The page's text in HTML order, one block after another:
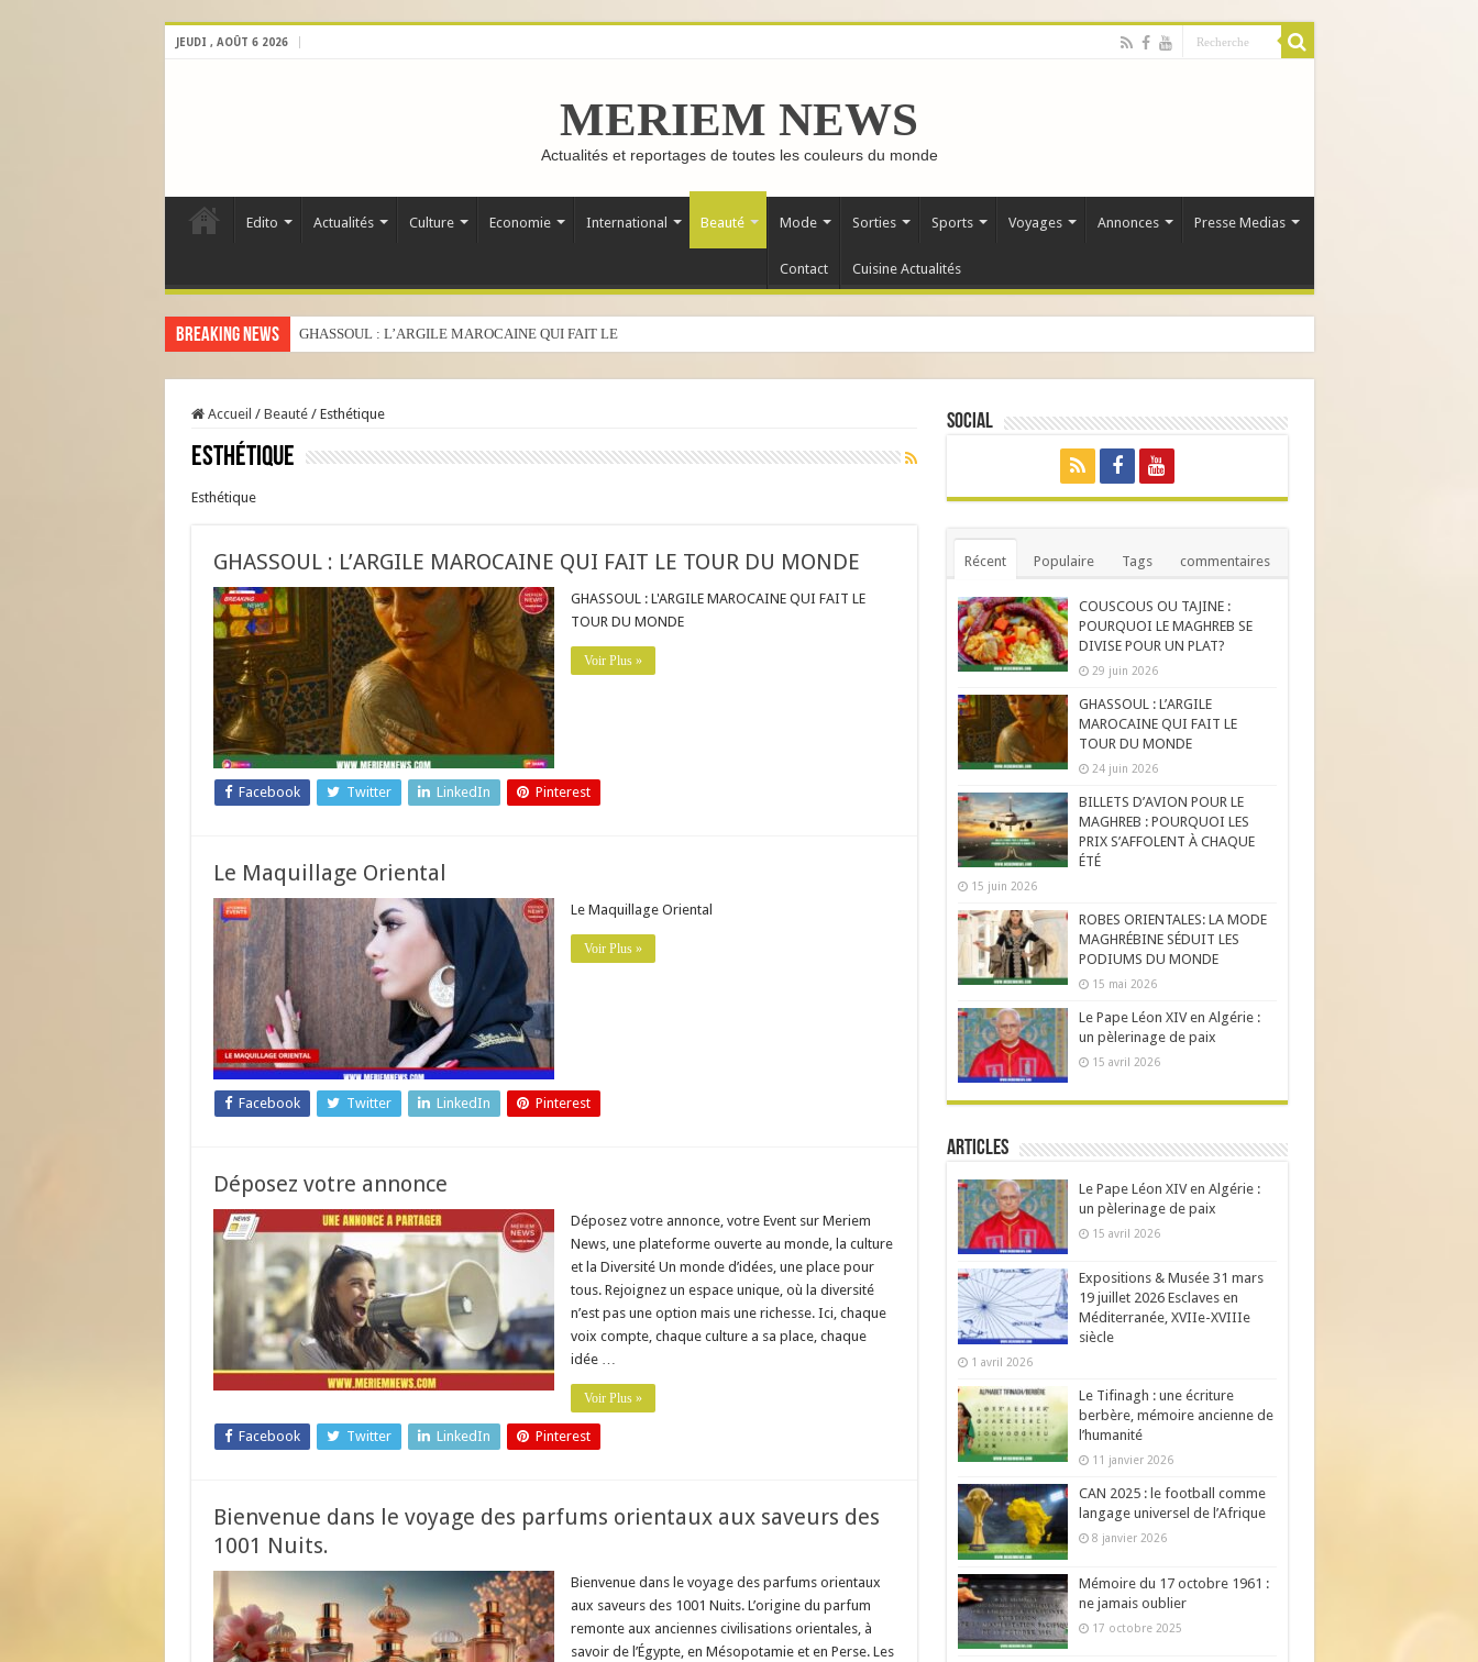
JEUDI , AOÛT 6 2026
MERIEM NEWS
Actualités et reportages de toutes les couleurs du monde
Edito Actualités Culture Economie International Beauté Mode Sorties Sports Voyages Annonces Presse Medias
Contact Cuisine Actualités
Breaking News GHASSOUL : L’ARGILE MAROCAINE QUI FAIT LE TOUR DU MONDE
Accueil / Beauté / Esthétique
Esthétique
Esthétique
GHASSOUL : L’ARGILE MAROCAINE QUI FAIT LE TOUR DU MONDE
GHASSOUL : L'ARGILE MAROCAINE QUI FAIT LE
TOUR DU MONDE
Voir Plus »
Facebook Twitter LinkedIn Pinterest
Le Maquillage Oriental
Le Maquillage Oriental
Voir Plus »
Facebook Twitter LinkedIn Pinterest
Déposez votre annonce
Déposez votre annonce, votre Event sur Meriem
News, une plateforme ouverte au monde, la culture
et la Diversité Un monde d’idées, une place pour
tous. Rejoignez un espace unique, où la diversité
n’est pas une option mais une richesse. Ici, chaque
voix compte, chaque culture a sa place, chaque
idée …
Voir Plus »
Facebook Twitter LinkedIn Pinterest
Bienvenue dans le voyage des parfums orientaux aux saveurs des
1001 Nuits.
Bienvenue dans le voyage des parfums orientaux
aux saveurs des 1001 Nuits. L’origine du parfum
remonte aux anciennes civilisations orientales, à
savoir de l’Égypte, en Mésopotamie et en Perse. Les
Social
Récent Populaire Tags commentaires
COUSCOUS OU TAJINE :
POURQUOI LE MAGHREB SE
DIVISE POUR UN PLAT?
29 juin 2026
GHASSOUL : L’ARGILE
MAROCAINE QUI FAIT LE
TOUR DU MONDE
24 juin 2026
BILLETS D’AVION POUR LE
MAGHREB : POURQUOI LES
PRIX S’AFFOLENT À CHAQUE
ÉTÉ
15 juin 2026
ROBES ORIENTALES: LA MODE
MAGHRÉBINE SÉDUIT LES
PODIUMS DU MONDE
15 mai 2026
Le Pape Léon XIV en Algérie :
un pèlerinage de paix
15 avril 2026
Articles
Le Pape Léon XIV en Algérie :
un pèlerinage de paix
15 avril 2026
Expositions & Musée 31 mars
19 juillet 2026 Esclaves en
Méditerranée, XVIIe-XVIIIe
siècle
1 avril 2026
Le Tifinagh : une écriture
berbère, mémoire ancienne de
l’humanité
11 janvier 2026
CAN 2025 : le football comme
langage universel de l’Afrique
8 janvier 2026
Mémoire du 17 octobre 1961 :
ne jamais oublier
17 octobre 2025